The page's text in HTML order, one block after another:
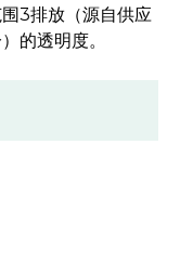
3排放（源自供应
的透明度。